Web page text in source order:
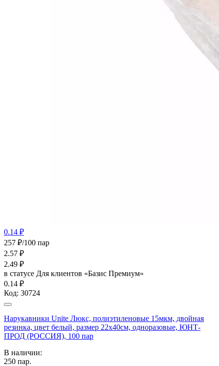
0.14 ₽
257 ₽/100 пар
2.57 ₽
2.49 ₽
в статусе Для клиентов «Базис Премиум»
0.14 ₽
Код: 30724
Нарукавники Unite Люкс, полиэтиленовые 15мкм, двойная
резинка, цвет белый, размер 22х40см, одноразовые, ЮНТ-
ПРОД (РОССИЯ), 100 пар
В наличии:
250 пар.